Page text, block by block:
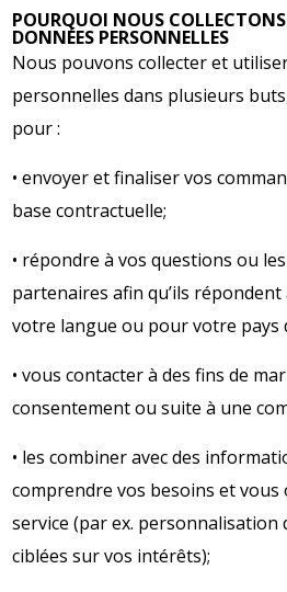
POURQUOI NOUS
DONNÉES PERSONNELLES
Nous pouvons collecter et
personnelles dans plusieurs
pour :
• envoyer et finaliser vos
base contractuelle;
• répondre à vos questions ou
partenaires afin qu’ils
votre langue ou pour votre pays
• vous contacter à des fins de
consentement ou suite à une
• les combiner avec des
comprendre vos besoins et
service (par ex. personnalisation
ciblées sur vos intérêts);